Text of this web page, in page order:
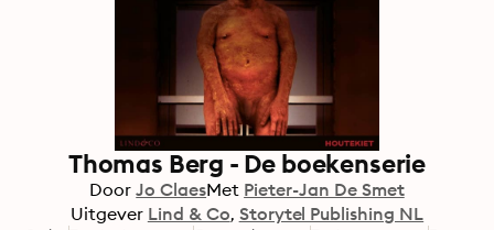
Thomas Berg - De boekenserie
Door Jo ClaesMet Pieter-Jan De Smet
Uitgever Lind & Co Storytel Publishing NL